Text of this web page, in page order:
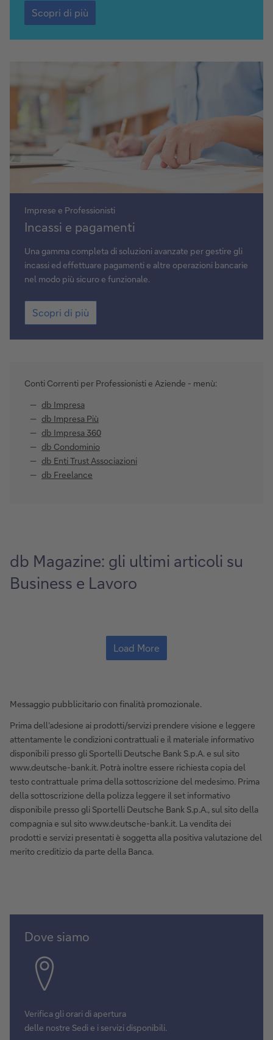
di
più
Scopri di più
Imprese e Professionisti
Scopri
di
più
Incassi e pagamenti
Una gamma completa di soluzioni avanzate per gestire gli
incassi ed effettuare pagamenti e altre operazioni bancarie
nel modo più sicuro e funzionale.
Scopri
di
più
Scopri di più
Conti Correnti per Professionisti e Aziende - menù:
db Impresa
db Impresa Più
db Impresa 360
db Condominio
db Enti Trust Associazioni
db Freelance
db Magazine: gli ultimi articoli su
Business e Lavoro
Load More
Messaggio pubblicitario con finalità promozionale.
Prima dell’adesione ai prodotti/servizi prendere visione e leggere
attentamente le condizioni contrattuali e il materiale informativo
disponibili presso gli Sportelli Deutsche Bank S.p.A. e sul sito
www.deutsche-bank.it. Potrà inoltre essere richiesta copia del
testo contrattuale prima della sottoscrizione del medesimo. Prima
della sottoscrizione della polizza leggere il set informativo
disponibile presso gli Sportelli Deutsche Bank S.p.A., sul sito della
compagnia e sul sito www.deutsche-bank.it. La vendita dei
prodotti e servizi presentati è soggetta alla positiva valutazione del
merito creditizio da parte della Banca.
Cerca
Dove siamo
Verifica gli orari di apertura
delle nostre Sedi e i servizi disponibili.